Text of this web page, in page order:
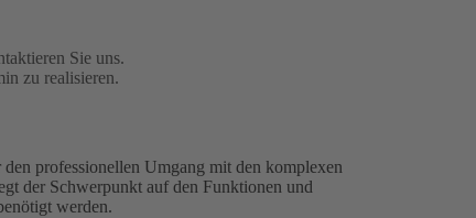
Sie uns.
zu realisieren.
professionellen Umgang mit den komplexen
der Schwerpunkt auf den Funktionen und
werden.